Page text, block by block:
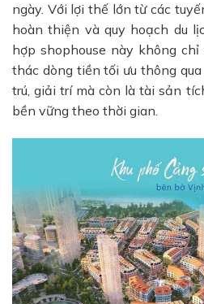
ngày. Với lợi thế lớn từ các
hoàn thiện và quy hoạch du
hợp shophouse này không
thác dòng tiền tối ưu thông
trú, giải trí mà còn là tài sản
bền vững theo thời gian.